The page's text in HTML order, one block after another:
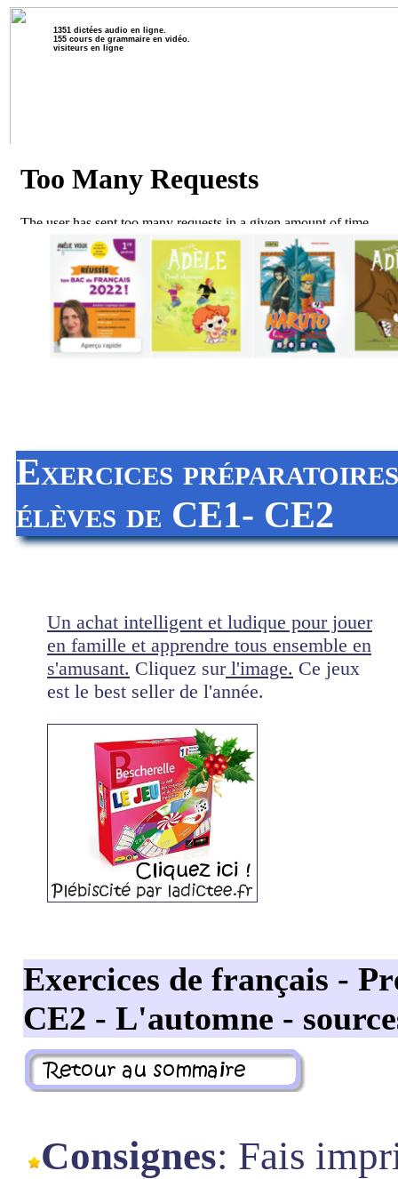
Exercices
élèves de CE1- CE2
Un achat intelligent et ludique pour jouer
en famille et apprendre tous ensemble en
s'amusant. Cliquez surl'image. Ce jeux
est le best seller de l'année.
Exercices de français -
CE2 - L'automne -
Consignes: Fais